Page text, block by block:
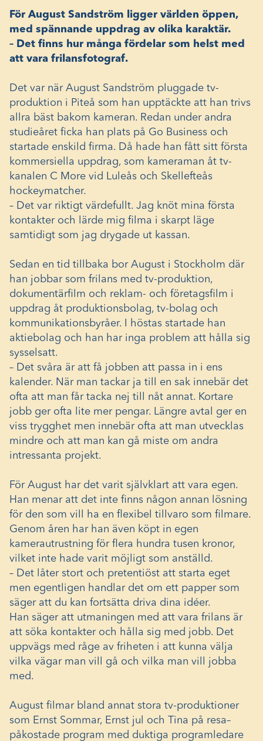
För August Sandström ligger världen öppen,
med spännande uppdrag av olika karaktär.
– Det finns hur många fördelar som helst med
att vara frilansfotograf.
Det var när August Sandström pluggade tv-
produktion i Piteå som han upptäckte att han trivs
allra bäst bakom kameran. Redan under andra
studieåret ficka han plats på Go Business och
startade enskild firma. Då hade han fått sitt första
kommersiella uppdrag, som kameraman åt tv-
kanalen C More vid Luleås och Skellefteås
hockeymatcher.
– Det var riktigt värdefullt. Jag knöt mina första
kontakter och lärde mig filma i skarpt läge
samtidigt som jag drygade ut kassan.
Sedan en tid tillbaka bor August i Stockholm där
han jobbar som frilans med tv-produktion,
dokumentärfilm och reklam- och företagsfilm i
uppdrag åt produktionsbolag, tv-bolag och
kommunikationsbyråer. I höstas startade han
aktiebolag och han har inga problem att hålla sig
sysselsatt.
– Det svåra är att få jobben att passa in i ens
kalender. När man tackar ja till en sak innebär det
ofta att man får tacka nej till nåt annat. Kortare
jobb ger ofta lite mer pengar. Längre avtal ger en
viss trygghet men innebär ofta att man utvecklas
mindre och att man kan gå miste om andra
intressanta projekt.
För August har det varit självklart att vara egen.
Han menar att det inte finns någon annan lösning
för den som vill ha en flexibel tillvaro som filmare.
Genom åren har han även köpt in egen
kamerautrustning för flera hundra tusen kronor,
vilket inte hade varit möjligt som anställd.
– Det låter stort och pretentiöst att starta eget
men egentligen handlar det om ett papper som
säger att du kan fortsätta driva dina idéer.
Han säger att utmaningen med att vara frilans är
att söka kontakter och hålla sig med jobb. Det
uppvägs med råge av friheten i att kunna välja
vilka vägar man vill gå och vilka man vill jobba
med.
August filmar bland annat stora tv-produktioner
som Ernst Sommar, Ernst jul och Tina på resa–
påkostade program med duktiga programledare